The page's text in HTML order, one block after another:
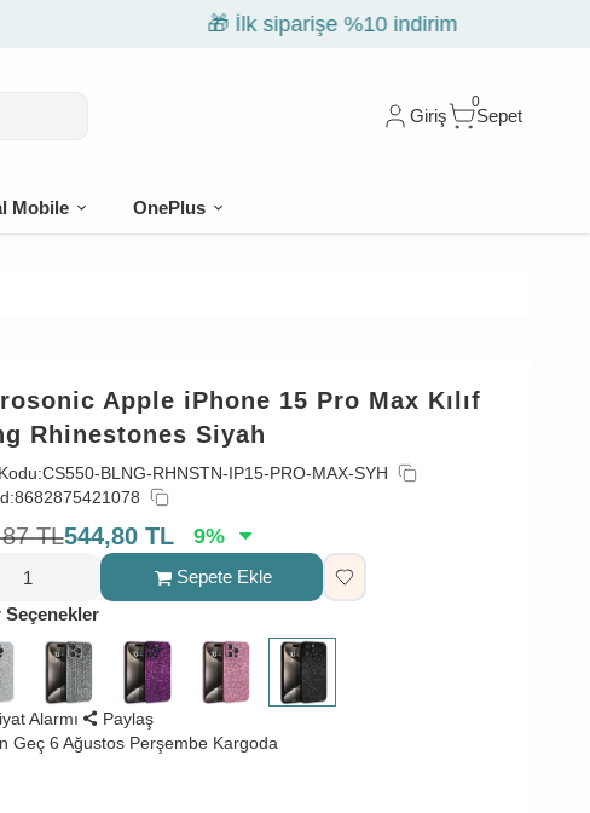
Giriş
0
Sepet
Mobile OnePlus
Apple iPhone 15 Pro Max Kılıf
Rhinestones Siyah
CS550-BLNG-RHNSTN-IP15-PRO-MAX-SYH
8682875421078
TL544,80 TL 9%
Sepete Ekle
Seçenekler
Alarmı
Paylaş
Geç 6 Ağustos Perşembe Kargoda